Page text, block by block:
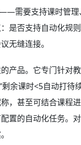
需要支持课时管
是否支持自动化规
无缝连接。
产品。它专门针对
余课时<5自动打
，甚至可结合课程
置的自动化任务。